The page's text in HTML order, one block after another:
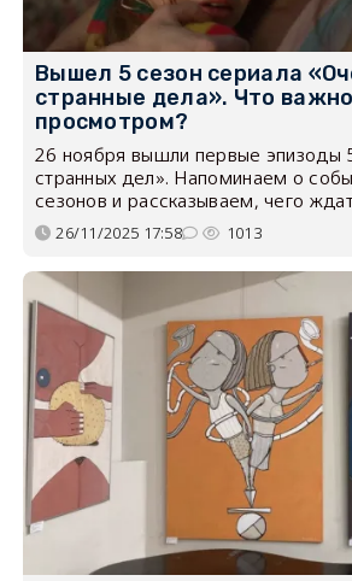
Вышел 5 сезон сериала
странные дела». Что
просмотром?
26 ноября вышли первые эпизоды
странных дел». Напоминаем о
сезонов и рассказываем, чего
26/11/2025 17:58 1013